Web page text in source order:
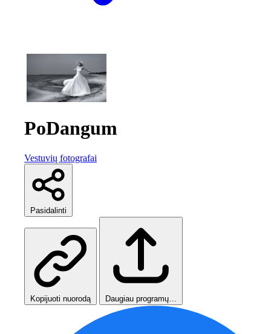
PoDangum
Vestuvių fotografai
Pasidalinti
Kopijuoti nuorodą Daugiau programų…